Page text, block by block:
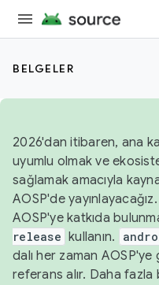
BELGELER
2026'dan itibaren, ana
uyumlu olmak ve
sağlamak amacıyla
AOSP'de
AOSP'ye katkıda
release kullanın.
dalı her zaman
referans alır. Daha